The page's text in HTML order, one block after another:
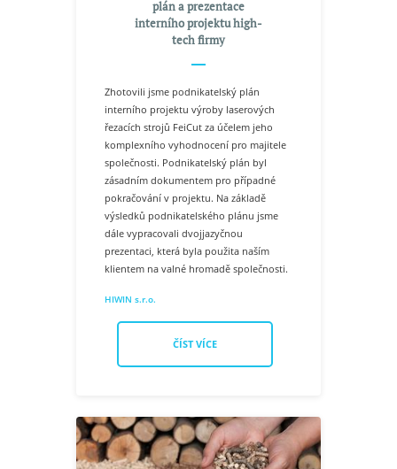
plán a prezentace
interního projektu high-
tech firmy
Zhotovili jsme podnikatelský plán
interního projektu výroby laserových
řezacích strojů FeiCut za účelem jeho
komplexního vyhodnocení pro majitele
společnosti. Podnikatelský plán byl
zásadním dokumentem pro případné
pokračování v projektu. Na základě
výsledků podnikatelského plánu jsme
dále vypracovali dvojjazyčnou
prezentaci, která byla použita naším
klientem na valné hromadě společnosti.
HIWIN s.r.o.
ČÍST VÍCE